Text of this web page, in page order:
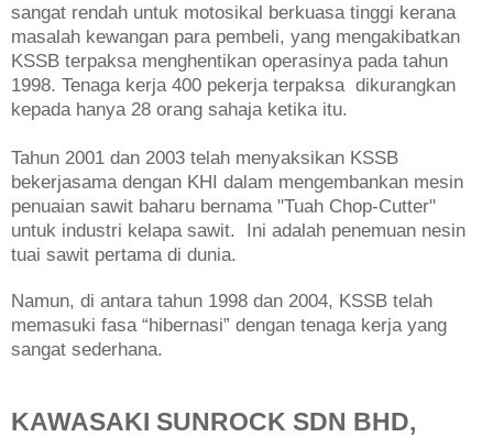
sangat rendah untuk motosikal berkuasa tinggi kerana
masalah kewangan para pembeli, yang mengakibatkan
KSSB terpaksa menghentikan operasinya pada tahun
1998. Tenaga kerja 400 pekerja terpaksa dikurangkan
kepada hanya 28 orang sahaja ketika itu.
Tahun 2001 dan 2003 telah menyaksikan KSSB
bekerjasama dengan KHI dalam mengembankan mesin
penuaian sawit baharu bernama "Tuah Chop-Cutter"
untuk industri kelapa sawit. Ini adalah penemuan nesin
tuai sawit pertama di dunia.
Namun, di antara tahun 1998 dan 2004, KSSB telah
memasuki fasa “hibernasi” dengan tenaga kerja yang
sangat sederhana.
KAWASAKI SUNROCK SDN BHD,